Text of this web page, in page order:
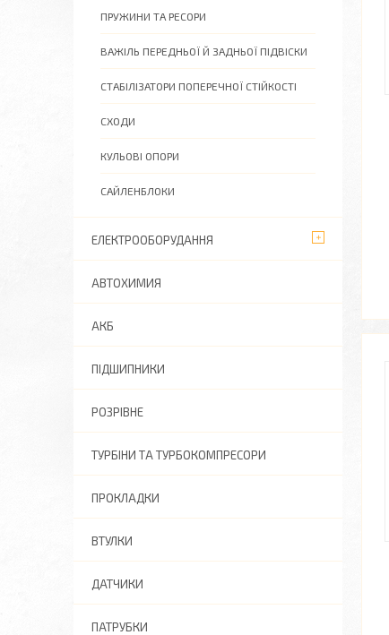
ПРУЖИНИ ТА РЕСОРИ
ВАЖІЛЬ ПЕРЕДНЬОЇ Й ЗАДНЬОЇ ПІДВІСКИ
СТАБІЛІЗАТОРИ ПОПЕРЕЧНОЇ СТІЙКОСТІ
СХОДИ
КУЛЬОВІ ОПОРИ
САЙЛЕНБЛОКИ
ЕЛЕКТРООБОРУДАННЯ
АВТОХИМИЯ
АКБ
ПІДШИПНИКИ
РОЗРІВНЕ
ТУРБІНИ ТА ТУРБОКОМПРЕСОРИ
ПРОКЛАДКИ
ВТУЛКИ
ДАТЧИКИ
ПАТРУБКИ